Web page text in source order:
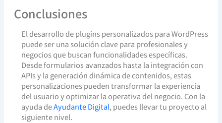
Conclusiones
El desarrollo de plugins personalizados para WordPress
puede ser una solución clave para profesionales y
negocios que buscan funcionalidades específicas.
Desde formularios avanzados hasta la integración con
APIs y la generación dinámica de contenidos, estas
personalizaciones pueden transformar la experiencia
del usuario y optimizar la operativa del negocio. Con la
ayuda deAyudante Digital, puedes llevar tu proyecto al
siguiente nivel.